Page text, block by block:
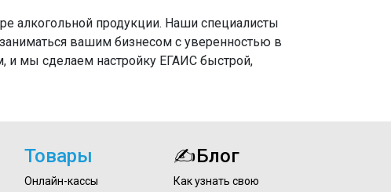
алкогольной продукции. Наши специалисты
вашим бизнесом с уверенностью в
и мы сделаем настройку ЕГАИС быстрой,
Товары
Онлайн-кассы
✍Блог
Как узнать свою